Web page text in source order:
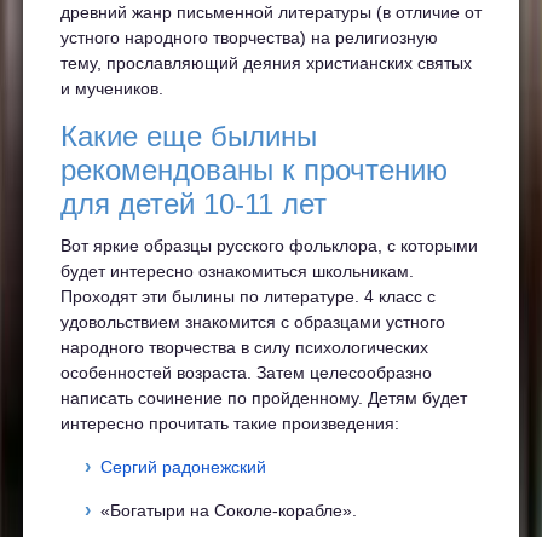
древний жанр письменной литературы (в отличие от
устного народного творчества) на религиозную
тему, прославляющий деяния христианских святых
и мучеников.
Какие еще былины
рекомендованы к прочтению
для детей 10-11 лет
Вот яркие образцы русского фольклора, с которыми
будет интересно ознакомиться школьникам.
Проходят эти былины по литературе. 4 класс с
удовольствием знакомится с образцами устного
народного творчества в силу психологических
особенностей возраста. Затем целесообразно
написать сочинение по пройденному. Детям будет
интересно прочитать такие произведения:
Сергий радонежский
«Богатыри на Соколе-корабле».